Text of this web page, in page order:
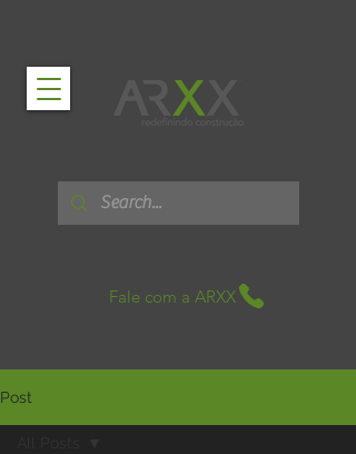
Fale com a ARXX
Post